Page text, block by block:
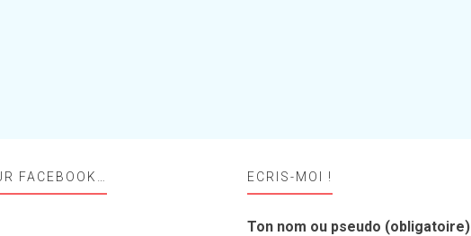
FACEBOOK… ECRIS-MOI !
Ton nom ou pseudo (obligatoire)